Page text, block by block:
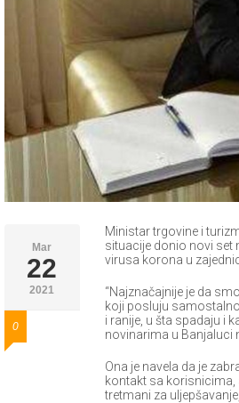
Mar
22
2021
0
Ministar trgovine i
situacije donio novi set
virusa korona u
“Najznačajnije je da
koji posluju
i ranije, u šta spadaju i
novinarima u Banjaluci
Ona je navela da je
kontakt sa korisnicima,
tretmani za